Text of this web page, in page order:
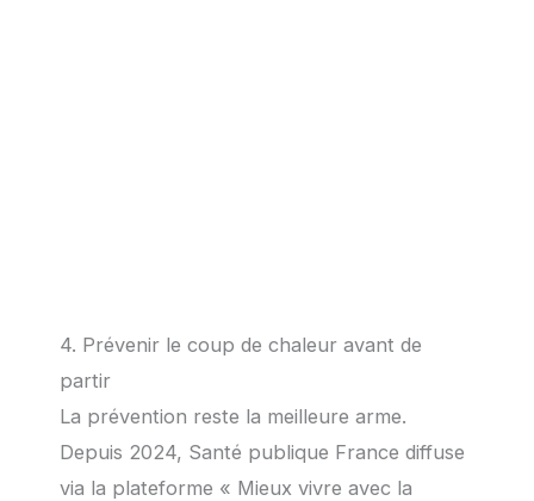
4. Prévenir le coup de chaleur avant de
partir
La prévention reste la meilleure arme.
Depuis 2024, Santé publique France diffuse
via la plateforme « Mieux vivre avec la